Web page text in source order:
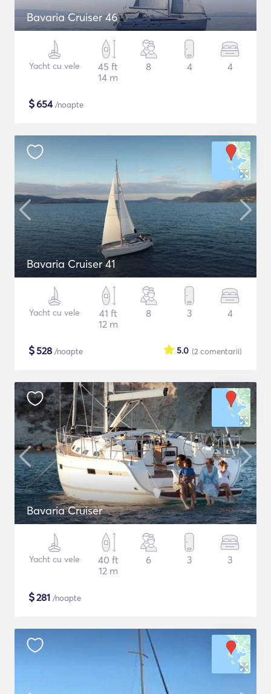
Bavaria Cruiser 46
Yacht cu vele
45 ft
14 m
8 4 4
$654/noapte
Bavaria Cruiser 41
Yacht cu vele
41 ft
12 m
8 3 4
$528 /noapte (2 comentarii)
5.0
Bavaria Cruiser
Yacht cu vele
40 ft
12 m
6 3 3
$281 /noapte